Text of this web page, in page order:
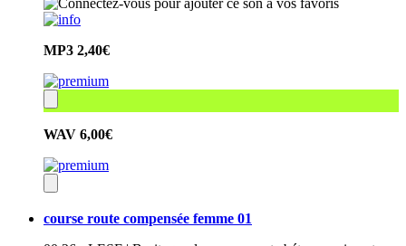
MP3 2,40€
WAV 6,00€
course route compensée femme 01